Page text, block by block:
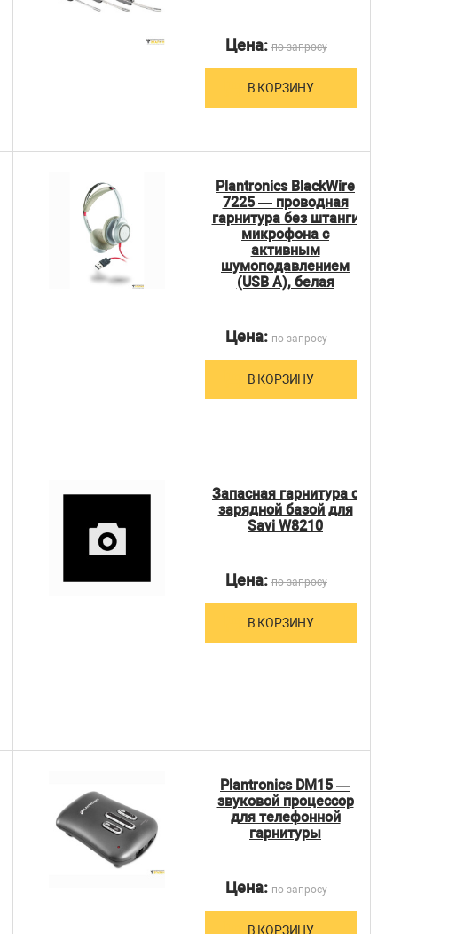
Цена: по запросу
В КОРЗИНУ
Plantronics BlackWire
7225 — проводная
гарнитура без штанги
микрофона с
активным
шумоподавлением
(USB A), белая
Цена: по запросу
В КОРЗИНУ
Запасная гарнитура с
зарядной базой для
Savi W8210
Цена: по запросу
В КОРЗИНУ
Plantronics DM15 —
звуковой процессор
для телефонной
гарнитуры
Цена: по запросу
В КОРЗИНУ